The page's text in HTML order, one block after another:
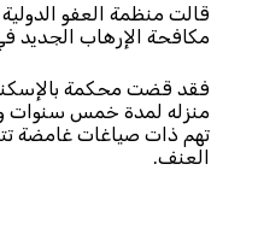
قالت منظمة العفو
مكافحة الإرهاب الجديد
منزله لمدة خمس سنوات
تهم ذات صياغات غامضة
العنف.